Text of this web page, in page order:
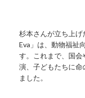
杉本さんが立ち上
Eva」は、動物福祉
す。これまで、国
演、子どもたちに命
ました。